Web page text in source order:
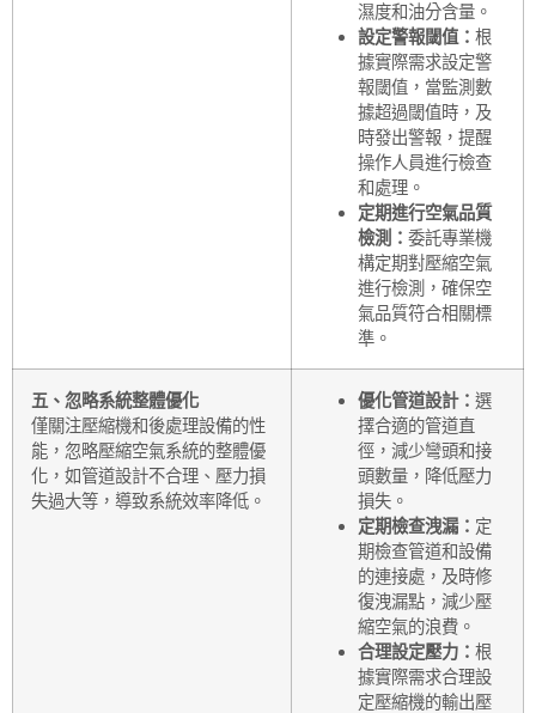
濕度和油分含量。
設定警報閾值： 根
據實際需求設定警
報閾值，當監測數
據超過閾值時，及
時發出警報，提醒
操作人員進行檢查
和處理。
定期進行空氣品質
檢測： 委託專業機
構定期對壓縮空氣
進行檢測，確保空
氣品質符合相關標
準。
五、忽略系統整體優化
僅關注壓縮機和後處理設備的性
能，忽略壓縮空氣系統的整體優
化，如管道設計不合理、壓力損
失過大等，導致系統效率降低。
優化管道設計： 選
擇合適的管道直
徑，減少彎頭和接
頭數量，降低壓力
損失。
定期檢查洩漏： 定
期檢查管道和設備
的連接處，及時修
復洩漏點，減少壓
縮空氣的浪費。
合理設定壓力： 根
據實際需求合理設
定壓縮機的輸出壓